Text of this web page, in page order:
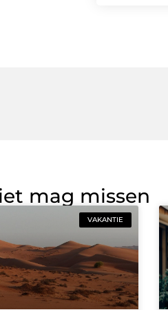
mag missen
VAKANTIE